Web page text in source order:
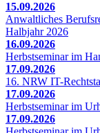
15.09.2026
Anwaltliches
Halbjahr 2026
16.09.2026
Herbstseminar im
17.09.2026
16. NRW IT-
17.09.2026
Herbstseminar im
17.09.2026